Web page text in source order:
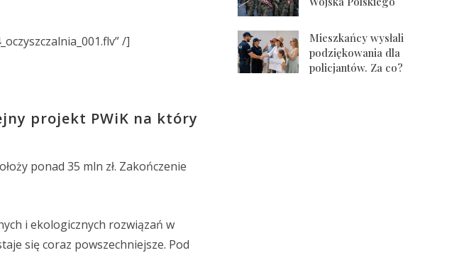
/]
projekt PWiK na który
ponad 35 mln zł. Zakończenie
i ekologicznych rozwiązań w
się coraz powszechniejsze. Pod
Mieszkańcy wysłali
podziękowania dla
policjantów. Za co?